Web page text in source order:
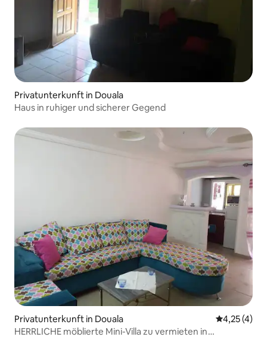
Privatunterkunft in Douala
Haus in ruhiger und sicherer Gegend
Privatunterkunft in Douala
4,25 (4)
HERRLICHE möblierte Mini-Villa zu vermieten in